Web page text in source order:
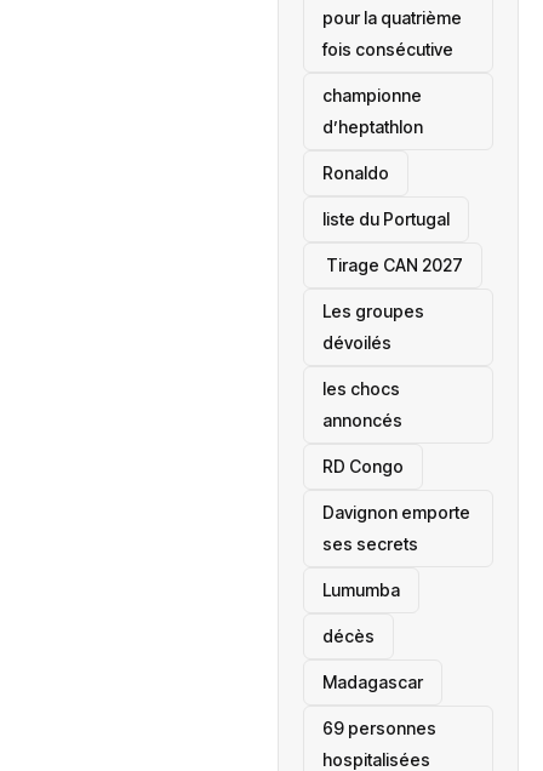
pour la quatrième
fois consécutive
championne
d’heptathlon
Ronaldo
liste du Portugal
‎ Tirage CAN 2027
Les groupes
dévoilés
les chocs
annoncés
‎RD Congo
Davignon emporte
ses secrets
Lumumba
décès
‎Madagascar
69 personnes
hospitalisées